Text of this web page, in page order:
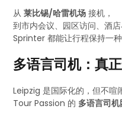
从莱比锡/哈雷机场 接机，
到市内会议、园区访问、酒
Sprinter 都能让行程保持一种
多语言司机：真
Leipzig 是国际化的，但不喧
Tour Passion 的多语言司